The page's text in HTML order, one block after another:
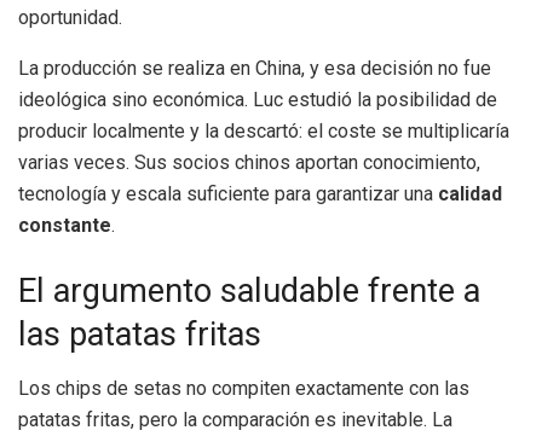
oportunidad.
La producción se realiza en China, y esa decisión no fue
ideológica sino económica. Luc estudió la posibilidad de
producir localmente y la descartó: el coste se multiplicaría
varias veces. Sus socios chinos aportan conocimiento,
tecnología y escala suficiente para garantizar una calidad
constante.
El argumento saludable frente a
las patatas fritas
Los chips de setas no compiten exactamente con las
patatas fritas, pero la comparación es inevitable. La